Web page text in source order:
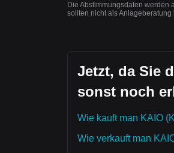
Die Abstimmungsdaten werden
sollten nicht als Anlageberatung
Jetzt, da Sie
sonst noch
Wie kauft man KAIO
Wie verkauft man